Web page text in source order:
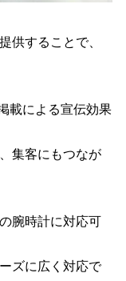
供することで、
載による宣伝効果
集客にもつなが
腕時計に対応可
ズに広く対応で